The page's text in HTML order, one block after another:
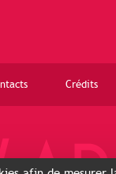
Crédits